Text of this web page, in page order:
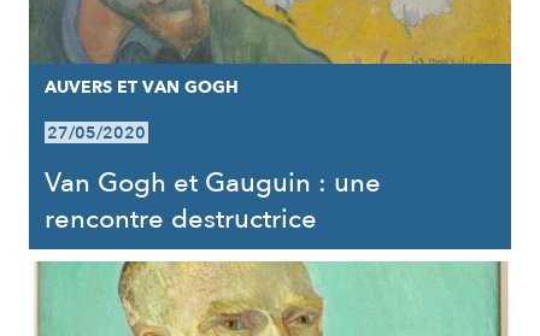
AUVERS ET VAN GOGH
27/05/2020
Van Gogh et Gauguin : une
rencontre destructrice